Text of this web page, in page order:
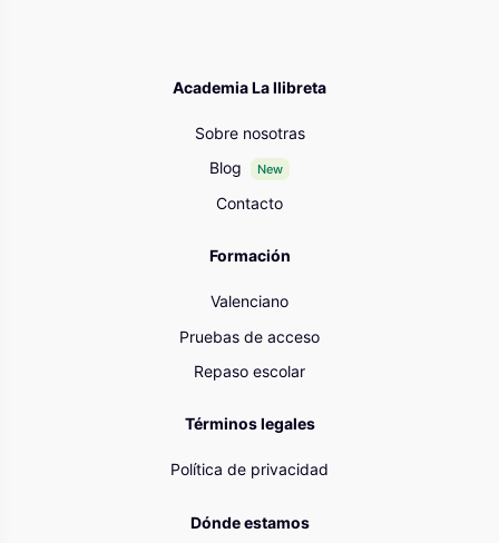
Academia La llibreta
Sobre nosotras
Blog
New
Contacto
Formación
Valenciano
Pruebas de acceso
Repaso escolar
Términos legales
Política de privacidad
Dónde estamos